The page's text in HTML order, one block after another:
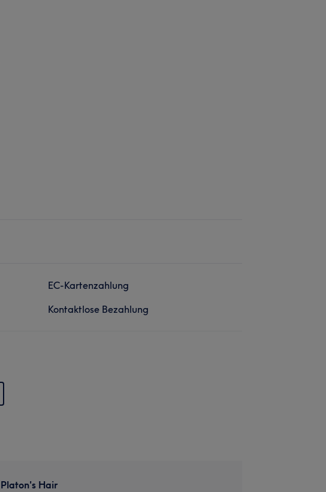
EC-Kartenzahlung
Kontaktlose Bezahlung
Platon's Hair